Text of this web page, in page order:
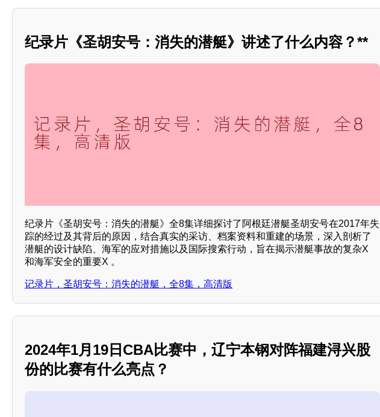
纪录片《圣胡安号：消失的潜艇》讲述了什么内容？**
纪录片《圣胡安号：消失的潜艇》全8集详细探讨了阿根廷潜艇圣胡安号在2017年失
踪的经过及其背后的原因，结合真实的采访、档案资料和重建的场景，深入剖析了
潜艇的设计缺陷、海军的应对措施以及国际搜索行动，旨在揭示潜艇事故的复杂X
和海军安全的重要X 。
记录片，圣胡安号：消失的潜艇，全8集，高清版
2024年1月19日CBA比赛中，辽宁本钢对阵福建浔兴股
份的比赛有什么亮点？